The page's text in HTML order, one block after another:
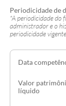
Periodicidade de
*A periodicidade do
administrador e o
periodicidade
Data
Valor
líquido